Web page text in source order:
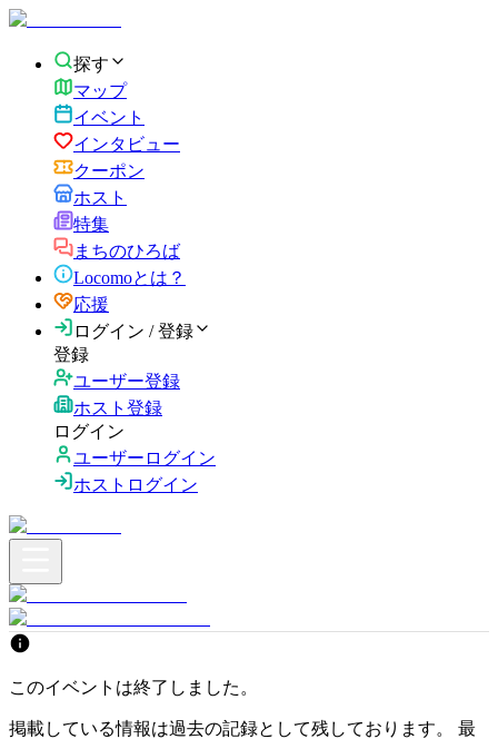
探す
マップ
イベント
インタビュー
クーポン
ホスト
特集
まちのひろば
Locomoとは？
応援
ログイン / 登録
登録
ユーザー登録
ホスト登録
ログイン
ユーザーログイン
ホストログイン
このイベントは終了しました。
掲載している情報は過去の記録として残しております。 最